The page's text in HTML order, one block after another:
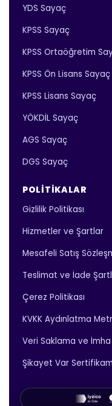
YDS Sayaç
KPSS Sayaç
KPSS Ortaöğretim
KPSS Ön Lisans Sayaç
KPSS Lisans Sayaç
YÖKDİL Sayaç
AGS Sayaç
DGS Sayaç
POLITIKALAR
Gizlilik Politikası
Hizmetler ve Şartlar
Mesafeli Satış
Teslimat ve İade
Çerez Politikası
KVKK Aydınlatma
Veri Saklama ve İmha
Şikayet Var